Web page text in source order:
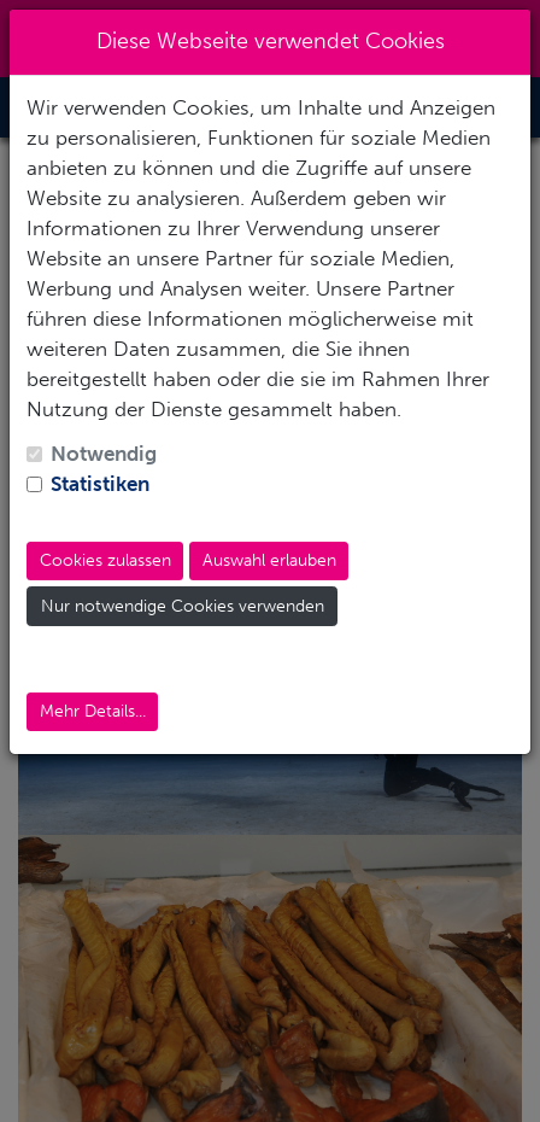
info@abenteuertauchen.de
Toggle
Diese Webseite verwendet Cookies
Wir verwenden Cookies, um Inhalte und Anzeigen
zu personalisieren, Funktionen für soziale Medien
anbieten zu können und die Zugriffe auf unsere
Website zu analysieren. Außerdem geben wir
Informationen zu Ihrer Verwendung unserer
Website an unsere Partner für soziale Medien,
Werbung und Analysen weiter. Unsere Partner
führen diese Informationen möglicherweise mit
weiteren Daten zusammen, die Sie ihnen
bereitgestellt haben oder die sie im Rahmen Ihrer
Nutzung der Dienste gesammelt haben.
Notwendig
Statistiken
Cookies zulassen Auswahl erlauben
Nur notwendige Cookies verwenden
Mehr Details...